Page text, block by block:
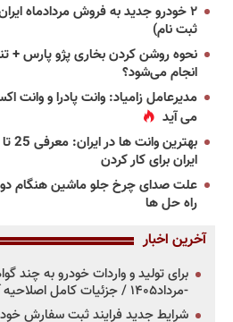
۲ خودرو جدید به فروش مردادماه
ثبت نام)
نحوه روشن کردن بخاری پژو پارس +
انجام می‌شود؟
مدیرعامل زامیاد: وانت پادرا و وانت
می آید
ایران برای کار کردن
علت صدای چرخ جلو ماشین هنگام
راه حل ها
آخرین اخبار
برای تولید و واردات خودرو به چند
-مرداد۱۴۰۵ / جزئیات کامل اصلاحیه آیین‌نامه اجرایی ماده ۱۰
شرایط جدید فرایند ثبت سفارش